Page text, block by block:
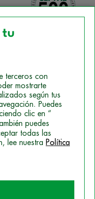
tu
terceros con
mostrarte
según tus
Puedes
clic en “
puedes
todas las
lee nuestra Política